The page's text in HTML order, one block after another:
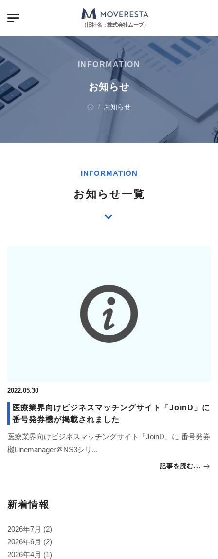
（旧社名：株式会社ムーブ）
INFORMATION
お知らせ
/ お知らせ
INFORMATION
お知らせ一覧
新着情報
2026年7月 (2)
2026年6月 (2)
2026年4月 (1)
2022.05.30
医療業界向けビジネスマッチングサイト「JoinD」に
番号発券機が掲載されました
医療業界向けビジネスマッチングサイト「JoinD」に 番号発券
機Linemanager＠NS3シリ...
記事を読む...